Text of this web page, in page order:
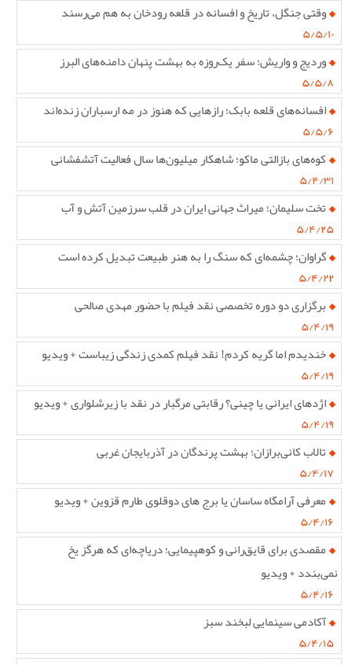
وقتی جنگل، تاریخ و افسانه در قلعه رودخان به هم می‌رسند
۵/۵/۱۰
وردیج و واریش؛ سفر یک‌روزه به بهشت پنهان دامنه‌های البرز
۵/۵/۸
افسانه‌های قلعه بابک؛ رازهایی که هنوز در مه ارسباران زنده‌اند
۵/۵/۶
کوه‌های بازالتی ماکو؛ شاهکار میلیون‌ها سال فعالیت آتشفشانی
۵/۴/۳۱
تخت سلیمان؛ میراث جهانی ایران در قلب سرزمین آتش و آب
۵/۴/۲۵
گراوان؛ چشمه‌ای که سنگ را به هنر طبیعت تبدیل کرده است
۵/۴/۲۲
برگزاری دو دوره تخصصی نقد فیلم با حضور مهدی صالحی
۵/۴/۱۹
خندیدم اما گریه کردم! نقد فیلم کمدی زندگی زیباست + ویدیو
۵/۴/۱۹
اژدهای ایرانی یا چینی؟ رقابتی مرگبار در نقد با زیرشلواری + ویدیو
۵/۴/۱۹
تالاب کانی‌برازان؛ بهشت پرندگان در آذربایجان غربی
۵/۴/۱۷
معرفی آرامگاه ساسان یا برج های دوقلوی طارم قزوین + ویدیو
۵/۴/۱۶
مقصدی برای قایق‌رانی و کوهپیمایی؛ دریاچه‌ای که هرگز یخ
نمی‌بندد + ویدیو
۵/۴/۱۶
آکادمی سینمایی لبخند سبز
۵/۴/۱۵